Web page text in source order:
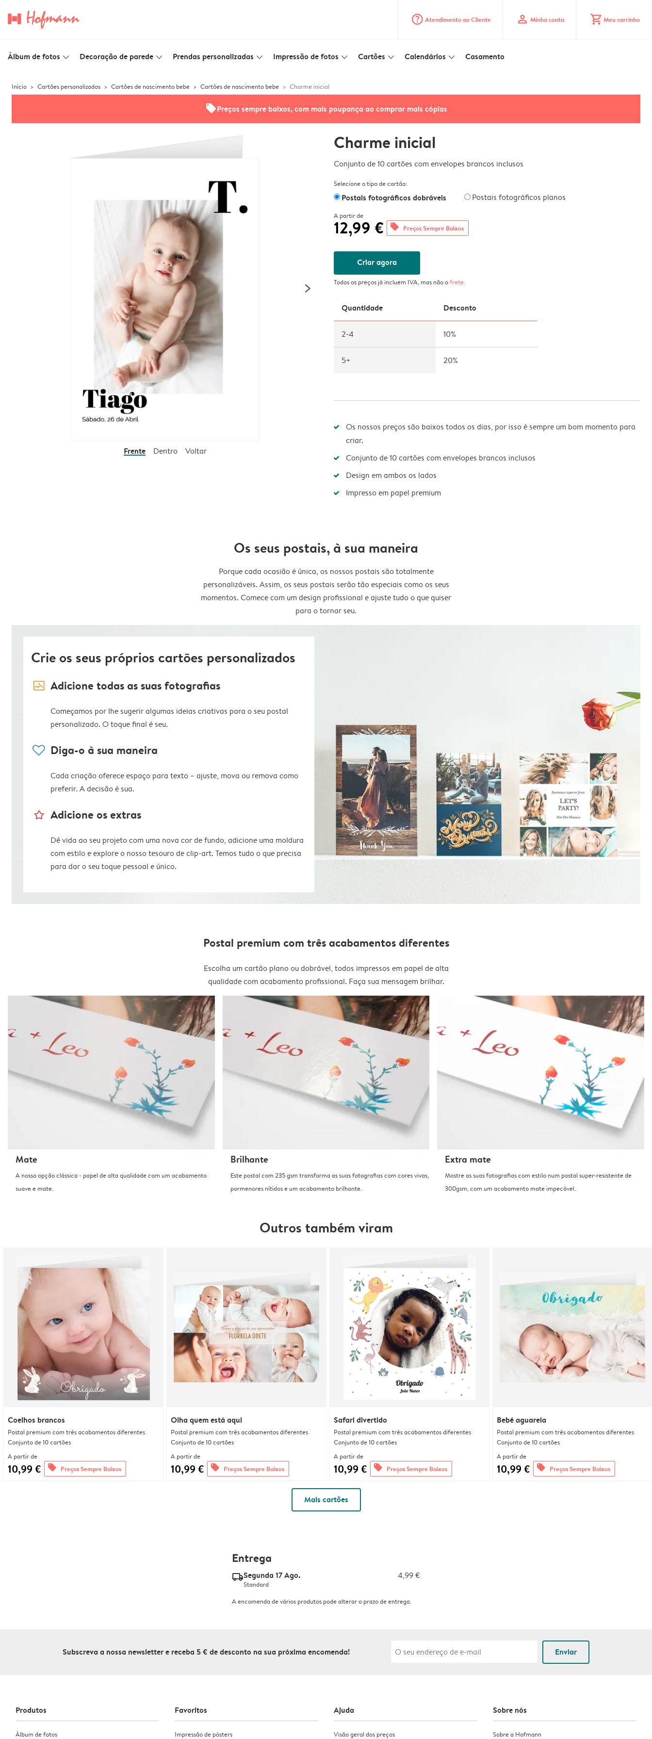
question_mark_circle Atendimento ao Cliente profile Minha conta shopping_cart Meu carrinho
Álbum de fotos slim_arrow_down Decoração de parede slim_arrow_down Prendas personalizadas slim_arrow_down Impressão de fotos slim_arrow_down Cartões slim_arrow_down Calendários slim_arrow_down Casamento
Início Cartões personalizados Cartões de nascimento bebe Cartões de nascimento bebe Charme inicial
offersPreços sempre baixos, com mais poupança ao comprar mais cópias
Frente Dentro Voltar
Charme inicial
Conjunto de 10 cartões com envelopes brancos inclusos
Selecione o tipo de cartão:
Postais fotográficos dobráveis Postais fotográficos planos
A partir de
12,99 € offers Preços Sempre Baixos
Criar agora
Todos os preços já incluem IVA, mas não ofrete.
Quantidade Desconto
2-4 10%
5+ 20%
Os nossos preços são baixos todos os dias, por isso é sempre um bom momento para
criar.
Conjunto de 10 cartões com envelopes brancos inclusos
Design em ambos os lados
Impresso em papel premium
Os seus postais, à sua maneira
Porque cada ocasião é única, os nossos postais são totalmente
personalizáveis. Assim, os seus postais serão tão especiais como os seus
momentos. Comece com um design profissional e ajuste tudo o que quiser
para o tornar seu.
Crie os seus próprios cartões personalizados
image_placeholder Adicione todas as suas fotografias
Começamos por lhe sugerir algumas ideias criativas para o seu postal
personalizado. O toque final é seu.
heart Diga-o à sua maneira
Cada criação oferece espaço para texto – ajuste, mova ou remova como
preferir. A decisão é sua.
star_outline Adicione os extras
Dê vida ao seu projeto com uma nova cor de fundo, adicione uma moldura
com estilo e explore o nosso tesouro de clip-art. Temos tudo o que precisa
para dar o seu toque pessoal e único.
Postal premium com três acabamentos diferentes
Escolha um cartão plano ou dobrável, todos impressos em papel de alta
qualidade com acabamento profissional. Faça sua mensagem brilhar.
Mate
A nossa opção clássica - papel de alta qualidade com um acabamento
suave e mate.
Brilhante
Este postal com 235 gsm transforma as suas fotografias com cores vivas,
pormenores nítidos e um acabamento brilhante.
Extra mate
Mostre as suas fotografias com estilo num postal super-resistente de
300gsm, com um acabamento mate impecável.
Outros também viram
Coelhos brancos
Postal premium com três acabamentos diferentes
Conjunto de 10 cartões
A partir de
10,99 € offers Preços Sempre Baixos
Olha quem está aqui
Postal premium com três acabamentos diferentes
Conjunto de 10 cartões
A partir de
10,99 € offers Preços Sempre Baixos
Safari divertido
Postal premium com três acabamentos diferentes
Conjunto de 10 cartões
A partir de
10,99 € offers Preços Sempre Baixos
Bebé aguarela
Postal premium com três acabamentos diferentes
Conjunto de 10 cartões
A partir de
10,99 € offers Preços Sempre Baixos
Mais cartões
Entrega
delivery_standard_v2Segunda 17 Ago. 4,99 €
Standard
A encomenda de vários produtos pode alterar o prazo de entrega.
Subscreva a nossa newsletter e receba 5 € de desconto na sua próxima encomenda! Enviar
Produtos
Álbum de fotos
Favoritos
Impressão de pósters
Ajuda
Visão geral dos preços
Sobre nós
Sobre a Hofmann